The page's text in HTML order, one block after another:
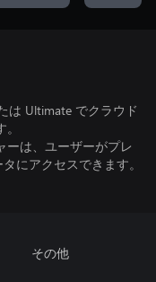
は Ultimate でクラウド
ーは、ユーザーがプレ
にアクセスできます。
その他